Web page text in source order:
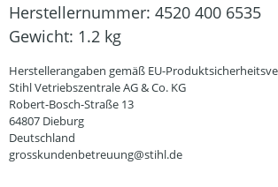
Herstellernummer: 4520 400 6535
Gewicht: 1.2 kg
Herstellerangaben gemäß EU-
Stihl Vetriebszentrale AG & Co. KG
Robert-Bosch-Straße 13
64807 Dieburg
Deutschland
grosskundenbetreuung@stihl.de